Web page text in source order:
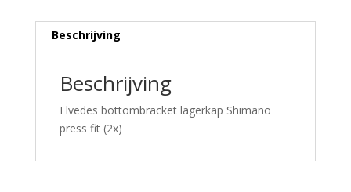
Beschrijving
Beschrijving
Elvedes bottombracket lagerkap Shimano
press fit (2x)